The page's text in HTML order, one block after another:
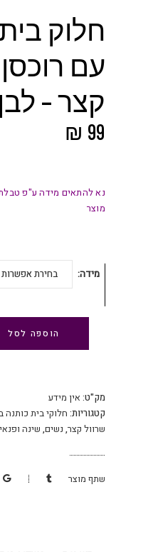
חלוק
עם
קצר –
₪ 99
נא להתאים מידה ע"פ
מוצר
מידה בחירת אפשרות
הוספה לסל
מק"ט: אין מידע
קטגוריות: חלוקי בית כותנה
שרוול קצר, נשים, שינה ופנאי
שתף מוצר